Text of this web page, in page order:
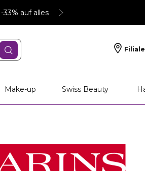
-33% auf alles
Make-up Swiss Beauty